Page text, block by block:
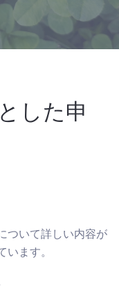
した申
ついて詳しい内容が
ます。